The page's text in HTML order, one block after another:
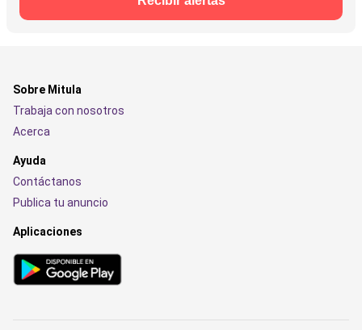
Sobre Mitula
Trabaja con nosotros
Acerca
Ayuda
Contáctanos
Publica tu anuncio
Aplicaciones